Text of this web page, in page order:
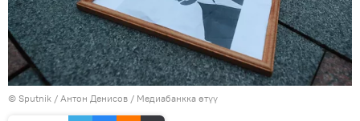
© Sputnik / Антон Денисов / Медиабанкка өтүү